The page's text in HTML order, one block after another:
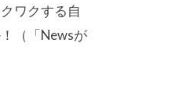
ワクする自
（「Newsが